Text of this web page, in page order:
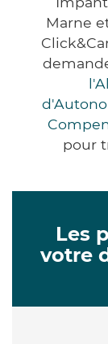
Marne
pour
Les
votre